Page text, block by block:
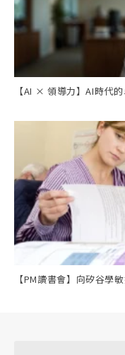
【AI × 領導力】AI時代
【PM讀書會】向矽谷學